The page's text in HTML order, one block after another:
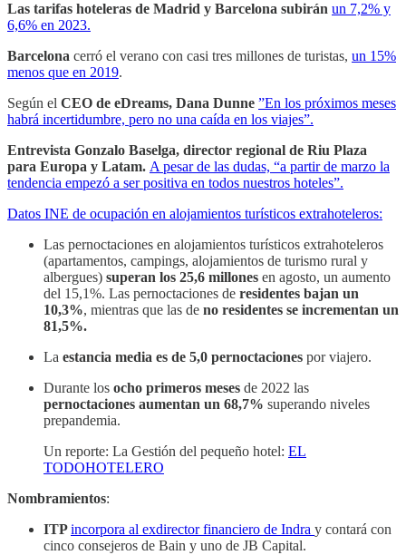
Las tarifas hoteleras de Madrid y Barcelona subirán un 7,2% y
6,6% en 2023.
Barcelona cerró el verano con casi tres millones de turistas, un 15%
menos que en 2019.
Según el CEO de eDreams, Dana Dunne ”En los próximos meses
habrá incertidumbre, pero no una caída en los viajes”.
Entrevista Gonzalo Baselga, director regional de Riu Plaza
para Europa y Latam. A pesar de las dudas, “a partir de marzo la
tendencia empezó a ser positiva en todos nuestros hoteles”.
Datos INE de ocupación en alojamientos turísticos extrahoteleros:
Las pernoctaciones en alojamientos turísticos extrahoteleros
(apartamentos, campings, alojamientos de turismo rural y
albergues) superan los 25,6 millones en agosto, un aumento
del 15,1%. Las pernoctaciones de residentes bajan un
10,3%, mientras que las de no residentes se incrementan un
81,5%.
La estancia media es de 5,0 pernoctaciones por viajero.
Durante los ocho primeros meses de 2022 las
pernoctaciones aumentan un 68,7% superando niveles
prepandemia.
Un reporte: La Gestión del pequeño hotel: EL
TODOHOTELERO
Nombramientos:
ITPincorpora al exdirector financiero de Indra y contará con
cinco consejeros de Bain y uno de JB Capital.